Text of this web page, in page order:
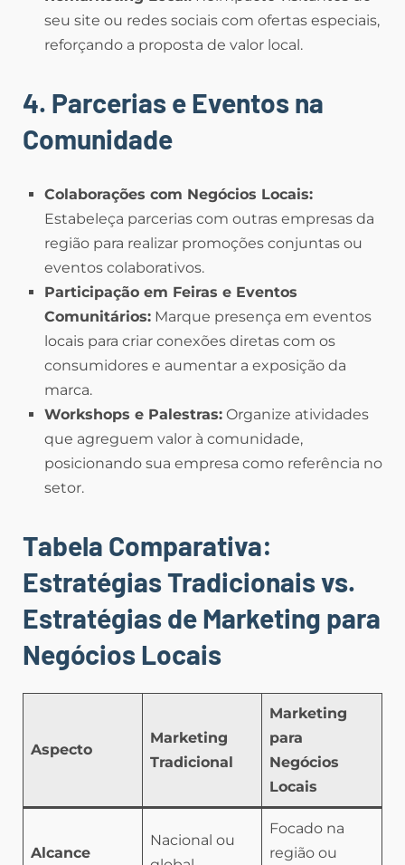
seu site ou redes sociais com ofertas especiais,
reforçando a proposta de valor local.
4. Parcerias e Eventos na
Comunidade
Colaborações com Negócios Locais:
Estabeleça parcerias com outras empresas da
região para realizar promoções conjuntas ou
eventos colaborativos.
Participação em Feiras e Eventos
Comunitários: Marque presença em eventos
locais para criar conexões diretas com os
consumidores e aumentar a exposição da
marca.
Workshops e Palestras: Organize atividades
que agreguem valor à comunidade,
posicionando sua empresa como referência no
setor.
Tabela Comparativa:
Estratégias Tradicionais vs.
Estratégias de Marketing para
Negócios Locais
Aspecto
Marketing
Tradicional
Marketing
para
Negócios
Locais
Alcance
Nacional ou
Focado na
região ou